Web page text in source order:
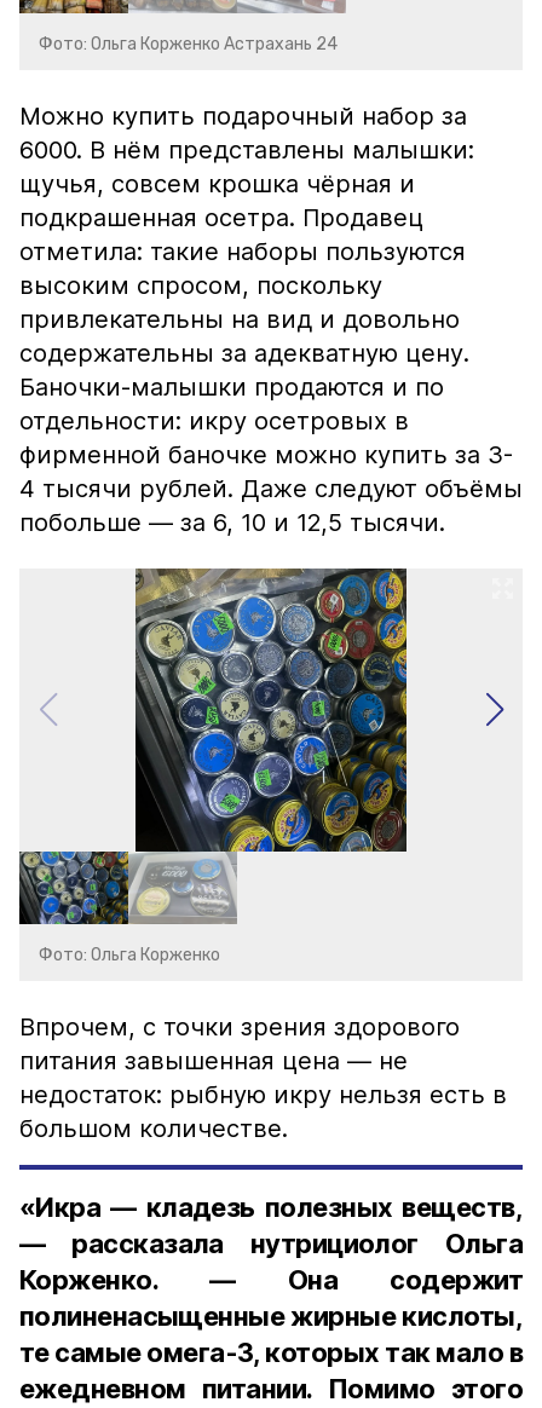
Фото: Ольга Корженко Астрахань 24
Можно купить подарочный набор за
6000. В нём представлены малышки:
щучья, совсем крошка чёрная и
подкрашенная осетра. Продавец
отметила: такие наборы пользуются
высоким спросом, поскольку
привлекательны на вид и довольно
содержательны за адекватную цену.
Баночки-малышки продаются и по
отдельности: икру осетровых в
фирменной баночке можно купить за 3-
4 тысячи рублей. Даже следуют объёмы
побольше — за 6, 10 и 12,5 тысячи.
Фото: Ольга Корженко
Впрочем, с точки зрения здорового
питания завышенная цена — не
недостаток: рыбную икру нельзя есть в
большом количестве.
«Икра — кладезь полезных веществ,
— рассказала нутрициолог Ольга
Корженко. — Она содержит
полиненасыщенные жирные кислоты,
те самые омега-3, которых так мало в
ежедневном питании. Помимо этого